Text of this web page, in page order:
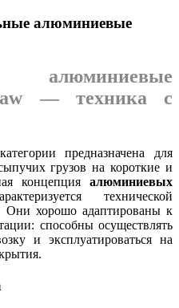
алюминиевые
алюминиевые
— техника с
предназначена для
грузов на короткие и
концепция алюминиевых
технической
Они хорошо адаптированы к
способны осуществлять
и эксплуатироваться на